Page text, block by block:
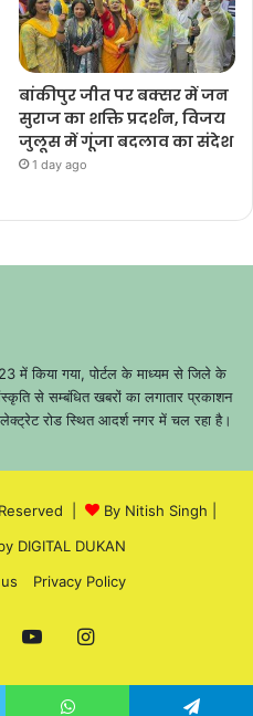
बांकीपुर जीत पर बक्सर में जन
सुराज का शक्ति प्रदर्शन, विजय
जुलूस में गूंजा बदलाव का संदेश
1 day ago
में किया गया, पोर्टल के माध्यम से जिले के
से सम्बंधित खबरों का लगातार प्रकाशन
रोड स्थित आदर्श नगर में चल रहा है।
| By Nitish Singh
DIGITAL DUKAN
Privacy Policy
Twitter YouTubeInstagram